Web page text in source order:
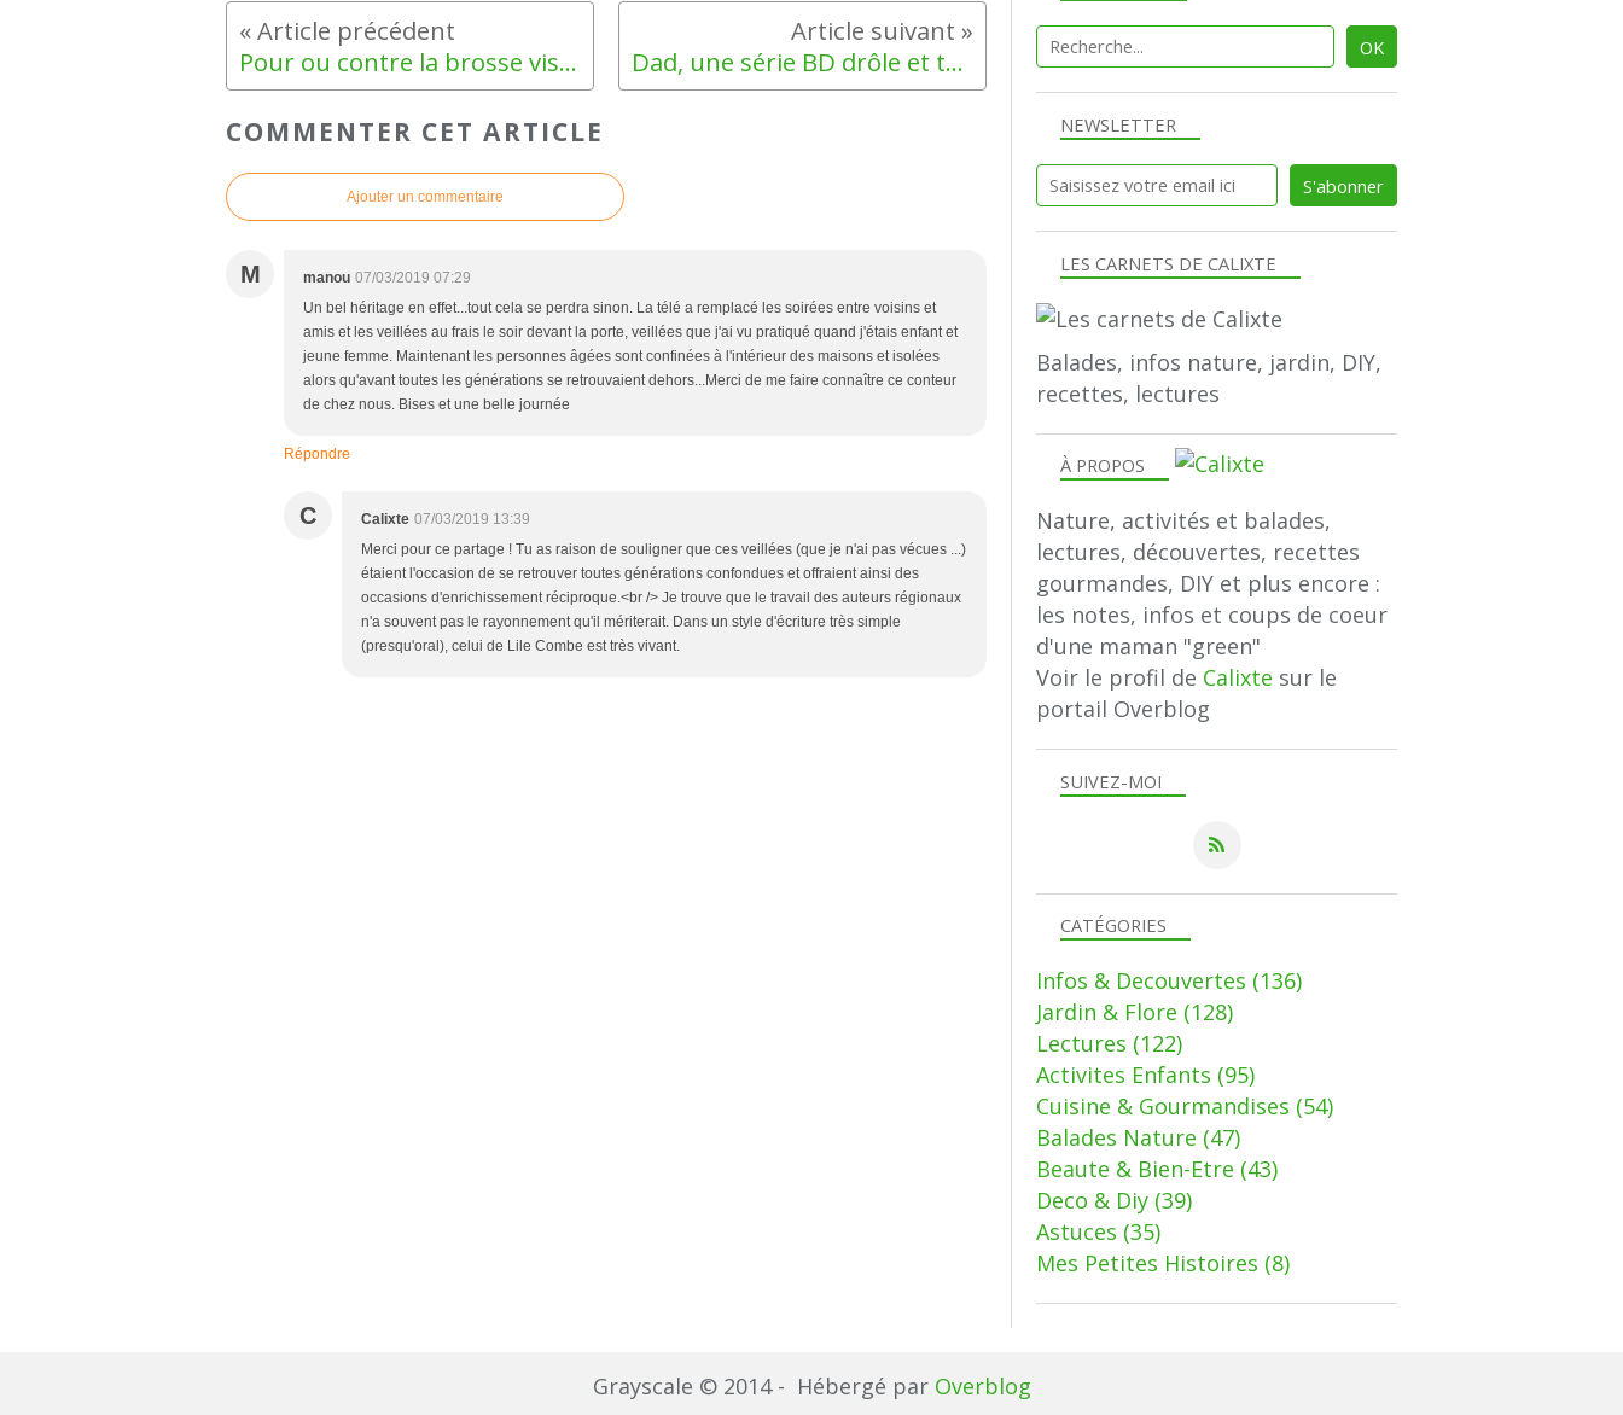
Pour ou contre la brosse visage ? Dad, une série BD drôle et tendre
COMMENTER CET ARTICLE
Ajouter un commentaire
M manou 07/03/2019 07:29
Un bel héritage en effet...tout cela se perdra sinon. La télé a remplacé les soirées entre voisins et
amis et les veillées au frais le soir devant la porte, veillées que j'ai vu pratiqué quand j'étais enfant et
jeune femme. Maintenant les personnes âgées sont confinées à l'intérieur des maisons et isolées
alors qu'avant toutes les générations se retrouvaient dehors...Merci de me faire connaître ce conteur
de chez nous. Bises et une belle journée
Répondre
C Calixte 07/03/2019 13:39
Merci pour ce partage ! Tu as raison de souligner que ces veillées (que je n'ai pas vécues ...)
étaient l'occasion de se retrouver toutes générations confondues et offraient ainsi des
occasions d'enrichissement réciproque.<br /> Je trouve que le travail des auteurs régionaux
n'a souvent pas le rayonnement qu'il mériterait. Dans un style d'écriture très simple
(presqu'oral), celui de Lile Combe est très vivant.
NEWSLETTER
SUIVEZ-MOI
LES CARNETS DE CALIXTE
Balades, infos nature, jardin, DIY,
recettes, lectures
À PROPOS
Nature, activités et balades,
lectures, découvertes, recettes
gourmandes, DIY et plus encore :
les notes, infos et coups de coeur
d'une maman "green"
Voir le profil de Calixte sur le
portail Overblog
CATÉGORIES
Infos & Decouvertes (136)
Jardin & Flore (128)
Lectures (122)
Activites Enfants (95)
Cuisine & Gourmandises (54)
Balades Nature (47)
Beaute & Bien-Etre (43)
Deco & Diy (39)
Astuces (35)
Mes Petites Histoires (8)
Grayscale © 2014 - Hébergé par Overblog